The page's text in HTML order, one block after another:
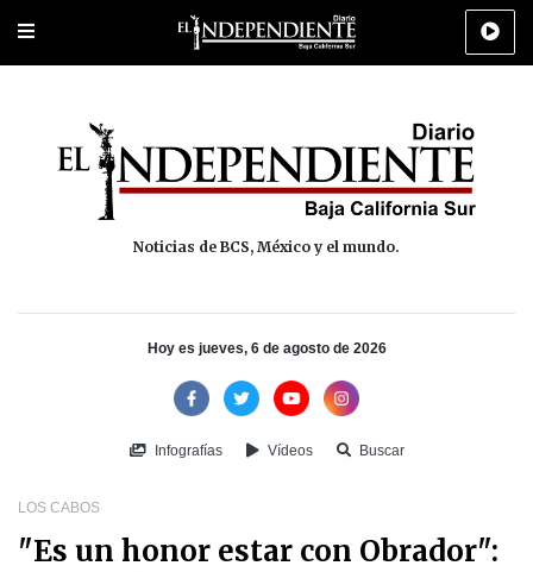
Portada Los Cabos Policiaca Deportes Cultura
Noticias de BCS, México y el mundo.
Hoy es jueves, 6 de agosto de 2026
Infografías Vídeos Buscar
LOS CABOS
"Es un honor estar con Obrador":